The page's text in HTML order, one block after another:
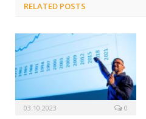
RELATED POSTS
03.10.2023 0